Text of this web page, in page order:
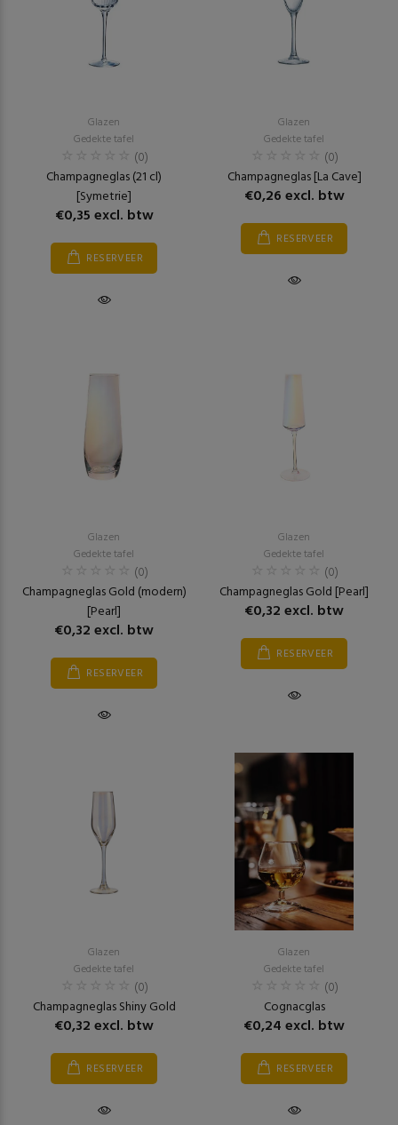
Glazen
Gedekte tafel
(0)
Champagneglas (21 cl)
[Symetrie]
€0,35 excl. btw
RESERVEER
Glazen
Gedekte tafel
(0)
Champagneglas [La Cave]
€0,26 excl. btw
RESERVEER
Glazen
Gedekte tafel
(0)
Champagneglas Gold (modern)
[Pearl]
€0,32 excl. btw
RESERVEER
Glazen
Gedekte tafel
(0)
Champagneglas Gold [Pearl]
€0,32 excl. btw
RESERVEER
Glazen
Gedekte tafel
(0)
Champagneglas Shiny Gold
€0,32 excl. btw
RESERVEER
Glazen
Gedekte tafel
(0)
Cognacglas
€0,24 excl. btw
RESERVEER